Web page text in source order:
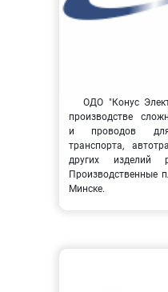
ОДО "Конус
производстве
и проводов для
транспорта,
других изделий
Производственные
Минске.